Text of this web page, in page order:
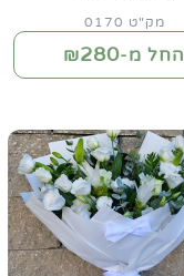
מק"ט 0170
החל מ-₪280